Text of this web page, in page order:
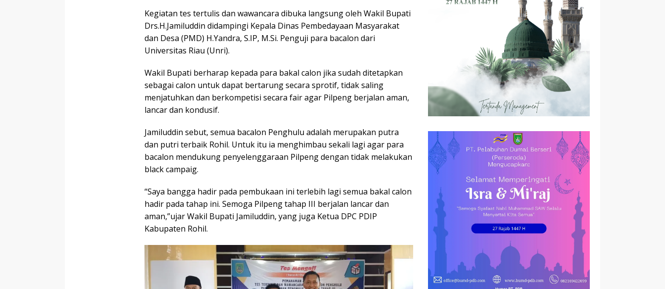
Kegiatan tes tertulis dan wawancara dibuka langsung oleh Wakil Bupati
Drs.H.Jamiluddin didampingi Kepala Dinas Pembedayaan Masyarakat
dan Desa (PMD) H.Yandra, S.IP, M.Si. Penguji para bacalon dari
Universitas Riau (Unri).
Wakil Bupati berharap kepada para bakal calon jika sudah ditetapkan
sebagai calon untuk dapat bertarung secara sprotif, tidak saling
menjatuhkan dan berkompetisi secara fair agar Pilpeng berjalan aman,
lancar dan kondusif.
Jamiluddin sebut, semua bacalon Penghulu adalah merupakan putra
dan putri terbaik Rohil. Untuk itu ia menghimbau sekali lagi agar para
bacalon mendukung penyelenggaraan Pilpeng dengan tidak melakukan
black campaig.
“Saya bangga hadir pada pembukaan ini terlebih lagi semua bakal calon
hadir pada tahap ini. Semoga Pilpeng tahap III berjalan lancar dan
aman,”ujar Wakil Bupati Jamiluddin, yang juga Ketua DPC PDIP
Kabupaten Rohil.